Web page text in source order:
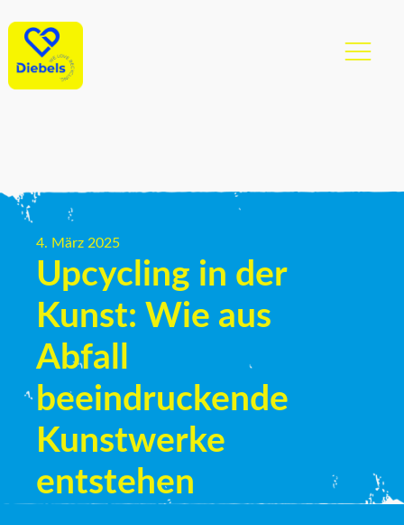
4. März 2025
Upcycling in der
Kunst: Wie aus
Abfall
beeindruckende
Kunstwerke
entstehen